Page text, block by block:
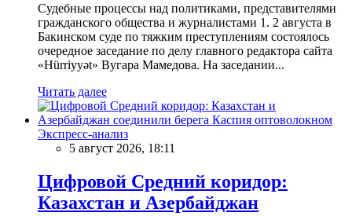
Судебные процессы над политиками, представителями
гражданского общества и журналистами 1. 2 августа в
Бакинском суде по тяжким преступлениям состоялось
очередное заседание по делу главного редактора сайта
«Hürriyyət» Вугара Мамедова. На заседании...
Читать далее
Экспресс-анализ
5 август 2026, 18:11
Цифровой Средний коридор:
Казахстан и Азербайджан